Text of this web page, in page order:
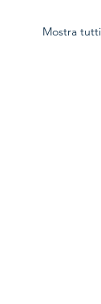
Mostra tutti